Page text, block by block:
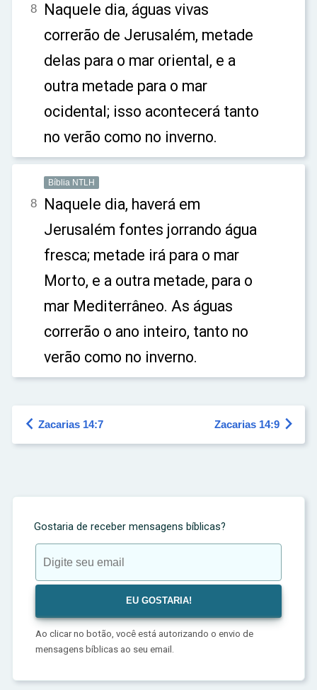
8 Naquele dia, águas vivas
correrão de Jerusalém, metade
delas para o mar oriental, e a
outra metade para o mar
ocidental; isso acontecerá tanto
no verão como no inverno.
Bíblia NTLH
8 Naquele dia, haverá em
Jerusalém fontes jorrando água
fresca; metade irá para o mar
Morto, e a outra metade, para o
mar Mediterrâneo. As águas
correrão o ano inteiro, tanto no
verão como no inverno.
 Zacarias 14:7 Zacarias 14:9 
Gostaria de receber mensagens bíblicas?
Ao clicar no botão, você está autorizando o envio de
mensagens bíblicas ao seu email.